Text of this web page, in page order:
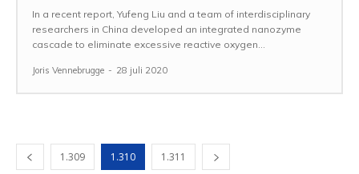
In a recent report, Yufeng Liu and a team of interdisciplinary
researchers in China developed an integrated nanozyme
cascade to eliminate excessive reactive oxygen...
Joris Vennebrugge - 28 juli 2020
1.309 1.310 1.311